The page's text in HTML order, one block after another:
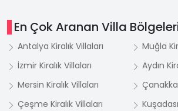
En Çok Aranan Villa
Antalya Kiralık Villaları
Muğla
İzmir Kiralık Villaları
Aydın
Mersin Kiralık Villaları
Çeşme Kiralık Villaları